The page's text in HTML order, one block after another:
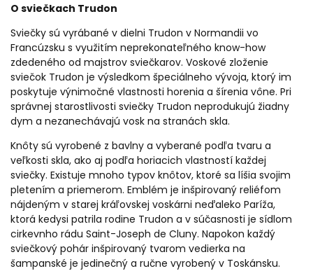
O sviečkach Trudon
Sviečky sú vyrábané v dielni Trudon v Normandii vo
Francúzsku s využitím neprekonateľného know-how
zdedeného od majstrov sviečkarov. Voskové zloženie
sviečok Trudon je výsledkom špeciálneho vývoja, ktorý im
poskytuje výnimočné vlastnosti horenia a šírenia vône. Pri
správnej starostlivosti sviečky Trudon neprodukujú žiadny
dym a nezanechávajú vosk na stranách skla.
Knôty sú vyrobené z bavlny a vyberané podľa tvaru a
veľkosti skla, ako aj podľa horiacich vlastností každej
sviečky. Existuje mnoho typov knôtov, ktoré sa líšia svojim
pletením a priemerom. Emblém je inšpirovaný reliéfom
nájdeným v starej kráľovskej voskárni neďaleko Paríža,
ktorá kedysi patrila rodine Trudon a v súčasnosti je sídlom
cirkevnho rádu Saint-Joseph de Cluny. Napokon každý
sviečkový pohár inšpirovaný tvarom vedierka na
šampanské je jedinečný a ručne vyrobený v Toskánsku.